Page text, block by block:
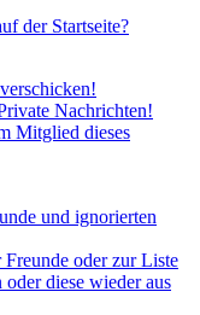
der Startseite?
Nachrichten!
Mitglied dieses
und ignorierten
oder zur Liste
diese wieder aus